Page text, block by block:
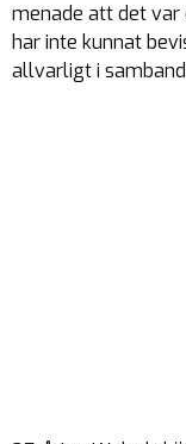
menade att det var
har inte kunnat
allvarligt i